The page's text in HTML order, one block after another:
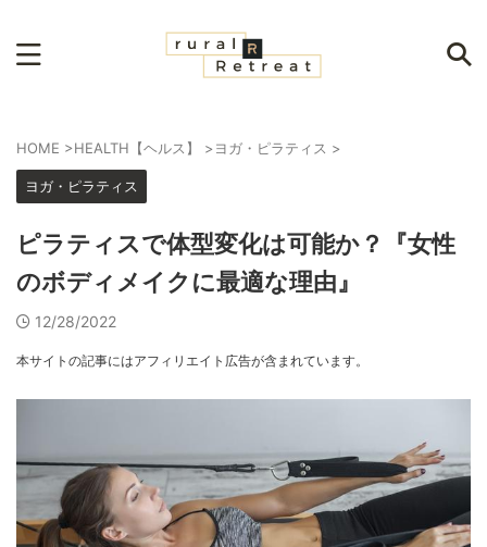
HOME >HEALTH【ヘルス】 >ヨガ・ピラティス >
ヨガ・ピラティス
ピラティスで体型変化は可能か？『女性
のボディメイクに最適な理由』
12/28/2022
本サイトの記事にはアフィリエイト広告が含まれています。